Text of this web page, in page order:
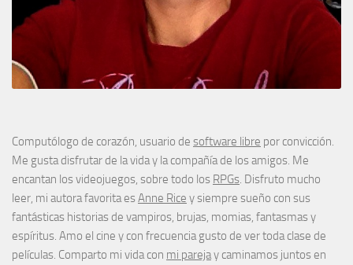
Computólogo de corazón, usuario de software libre por convicción.
Me gusta disfrutar de la vida y la compañía de los amigos. Me
encantan los videojuegos, sobre todo los RPGs . Disfruto mucho
leer, mi autora favorita esAnne Rice y siempre sueño con sus
fantásticas historias de vampiros, brujas, momias, fantasmas y
espíritus. Amo el cine y con frecuencia gusto de ver toda clase de
películas. Comparto mi vida con mi parejay caminamos juntos en